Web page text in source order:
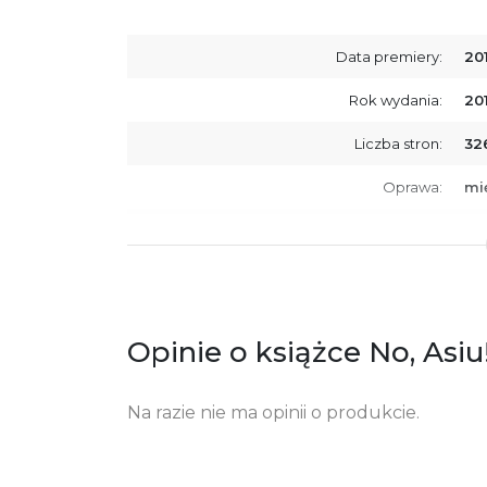
Data premiery:
Rok wydania:
Liczba stron:
Oprawa:
Opinie o książce No,
Na razie nie ma opinii o produkcie.